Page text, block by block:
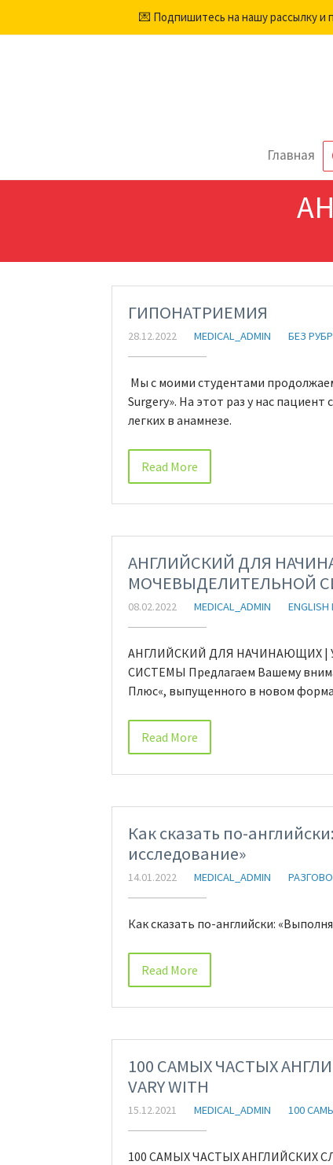
Главная
ГИПОНАТРИЕМИЯ
28.12.2022 MEDICAL_ADMIN БЕЗ
Мы с моими студентами
Surgery». На этот раз у нас
легких в анамнезе.
Read More
АНГЛИЙСКИЙ ДЛЯ
МОЧЕВЫДЕЛИТЕЛЬНОЙ
08.02.2022 MEDICAL_ADMIN ENGLISH
АНГЛИЙСКИЙ ДЛЯ НАЧИНАЮЩИХ
СИСТЕМЫ Предлагаем Вашему
Плюс«, выпущенного в новом
Read More
Как сказать по-
исследование»
14.01.2022 MEDICAL_ADMIN
Как сказать по-английски:
Read More
100 САМЫХ ЧАСТЫХ
VARY WITH
15.12.2021 MEDICAL_ADMIN 100
100 САМЫХ ЧАСТЫХ АНГЛИЙСКИХ
💌 Подпишитесь на нашу рассылку и